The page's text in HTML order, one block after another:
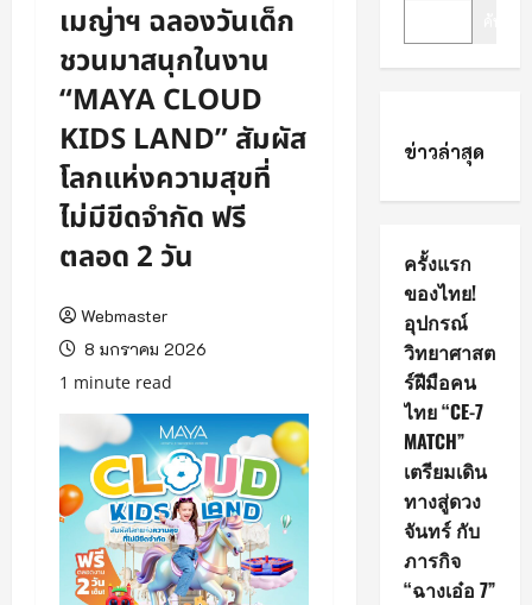
เมญ่าฯ ฉลองวันเด็ก
ชวนมาสนุกในงาน
“MAYA CLOUD
KIDS LAND” สัมผัส
โลกแห่งความสุขที่
ไม่มีขีดจำกัด ฟรี
ตลอด 2 วัน
Webmaster
8 มกราคม 2026
1 minute read
ข่าวล่าสุด
ครั้งแรก
ของไทย!
อุปกรณ์
วิทยาศาสต
ร์ฝีมือคน
ไทย “CE-7
MATCH”
เตรียมเดิน
ทางสู่ดวง
จันทร์ กับ
ภารกิจ
“ฉางเอ๋อ 7”